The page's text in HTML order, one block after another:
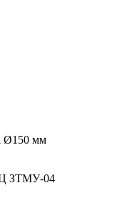
Ø150 мм
ЗТМУ-04